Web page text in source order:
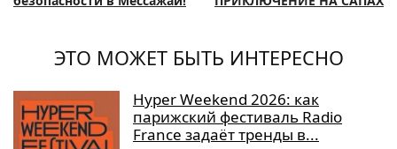
ЭТО МОЖЕТ БЫТЬ ИНТЕРЕСНО
Hyper Weekend 2026: как
парижский фестиваль Radio
France задаёт тренды в...